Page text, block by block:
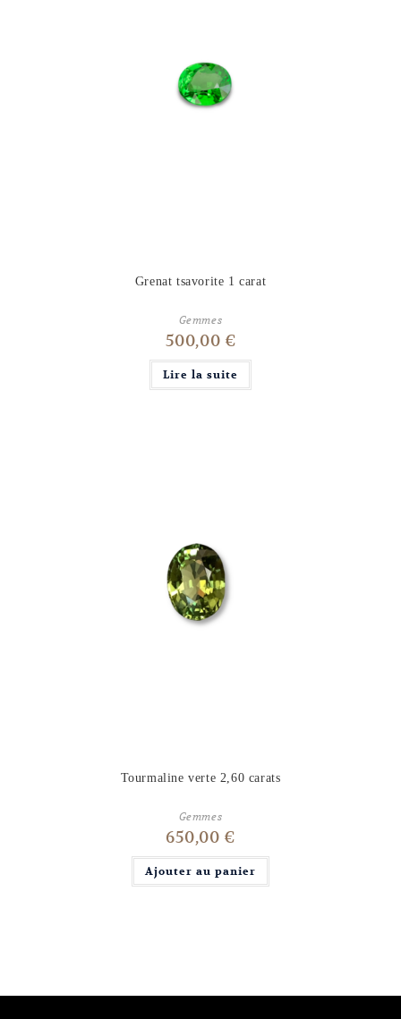
Grenat tsavorite 1 carat
Gemmes
500,00 €
Lire la suite
Tourmaline verte 2,60 carats
Gemmes
650,00 €
Ajouter au panier